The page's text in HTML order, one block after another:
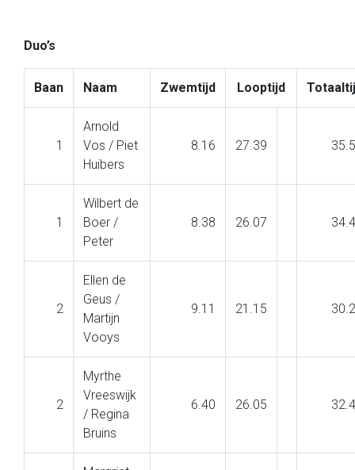
Duo’s
Baan Naam Zwemtijd Looptijd
1
Arnold
Vos / Piet
Huibers
8.16 27.39
1
Wilbert de
Boer /
Peter
8.38 26.07
2
Ellen de
Geus /
Martijn
Vooys
9.11 21.15
2
Myrthe
Vreeswijk
/ Regina
Bruins
6.40 26.05